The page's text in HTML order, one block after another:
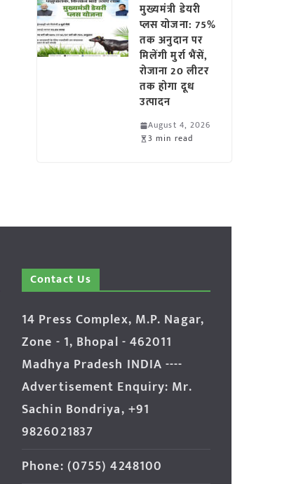
मुख्यमंत्री डेयरी
प्लस योजना: 75%
तक अनुदान पर
मिलेंगी मुर्रा भैंसें,
रोजाना 20 लीटर
तक होगा दूध
उत्पादन
August 4, 2026
3 min read
Contact Us
14 Press Complex, M.P. Nagar,
Zone - 1, Bhopal - 462011
Madhya Pradesh INDIA ----
Advertisement Enquiry: Mr.
Sachin Bondriya, +91
9826021837
Phone: (0755) 4248100